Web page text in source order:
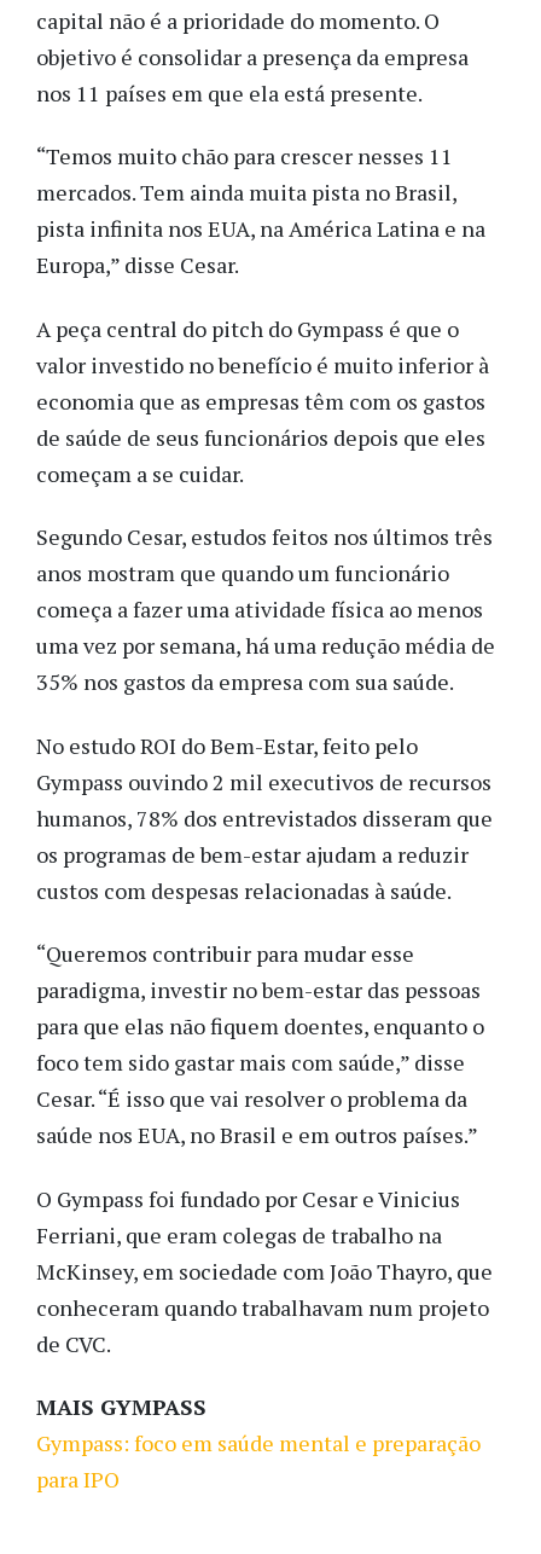
capital não é a prioridade do momento. O
objetivo é consolidar a presença da empresa
nos 11 países em que ela está presente.
“Temos muito chão para crescer nesses 11
mercados. Tem ainda muita pista no Brasil,
pista infinita nos EUA, na América Latina e na
Europa,” disse Cesar.
A peça central do pitch do Gympass é que o
valor investido no benefício é muito inferior à
economia que as empresas têm com os gastos
de saúde de seus funcionários depois que eles
começam a se cuidar.
Segundo Cesar, estudos feitos nos últimos três
anos mostram que quando um funcionário
começa a fazer uma atividade física ao menos
uma vez por semana, há uma redução média de
35% nos gastos da empresa com sua saúde.
No estudo ROI do Bem-Estar, feito pelo
Gympass ouvindo 2 mil executivos de recursos
humanos, 78% dos entrevistados disseram que
os programas de bem-estar ajudam a reduzir
custos com despesas relacionadas à saúde.
“Queremos contribuir para mudar esse
paradigma, investir no bem-estar das pessoas
para que elas não fiquem doentes, enquanto o
foco tem sido gastar mais com saúde,” disse
Cesar. “É isso que vai resolver o problema da
saúde nos EUA, no Brasil e em outros países.”
O Gympass foi fundado por Cesar e Vinicius
Ferriani, que eram colegas de trabalho na
McKinsey, em sociedade com João Thayro, que
conheceram quando trabalhavam num projeto
de CVC.
MAIS GYMPASS
Gympass: foco em saúde mental e preparação
para IPO